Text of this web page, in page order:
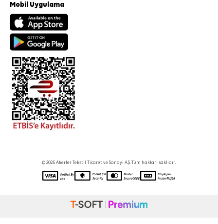
Mobil Uygulama
© 2025 Akerler Tekstil Ticaret ve Sanayi A.Ş. Tüm hakları saklıdır.